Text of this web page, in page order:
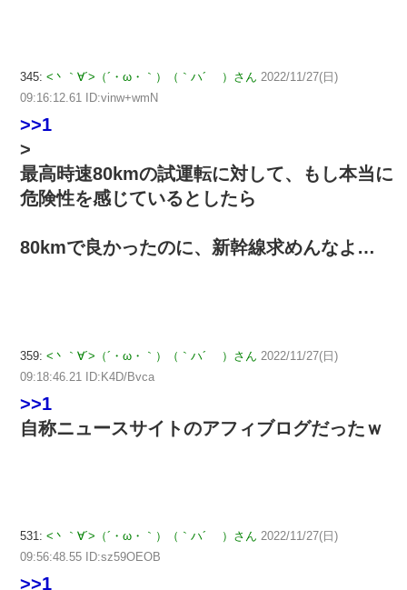
345: <丶｀∀´>（´・ω・｀）（｀ハ´ ）さん 2022/11/27(日)
09:16:12.61 ID:vinw+wmN
>>1
>
最高時速80kmの試運転に対して、もし本当に
危険性を感じているとしたら
80kmで良かったのに、新幹線求めんなよ…
359: <丶｀∀´>（´・ω・｀）（｀ハ´ ）さん 2022/11/27(日)
09:18:46.21 ID:K4D/Bvca
>>1
自称ニュースサイトのアフィブログだったｗ
531: <丶｀∀´>（´・ω・｀）（｀ハ´ ）さん 2022/11/27(日)
09:56:48.55 ID:sz59OEOB
>>1